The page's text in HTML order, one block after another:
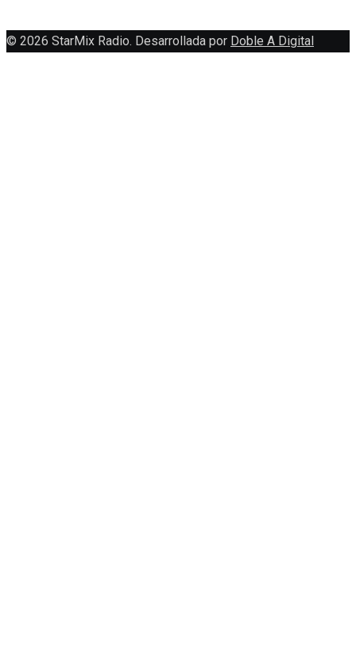
© 2026 StarMix Radio. Desarrollada por Doble A Digital